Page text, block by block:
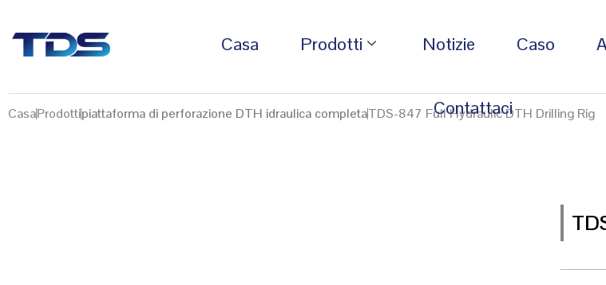
Casa Prodotti Notizie Caso
Contattaci
CasaProdottipiattaforma di perforazione DTH idraulica completaTDS-847 Full Hydraulic DTH Drilling Rig